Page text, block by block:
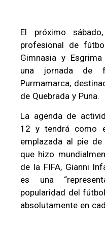
El próximo
profesional de
Gimnasia y
una jornada de
Purmamarca,
de Quebrada y Puna.
La agenda de
12 y tendrá como
emplazada al pie
que hizo
de la FIFA, Gianni
es una
popularidad del
absolutamente en